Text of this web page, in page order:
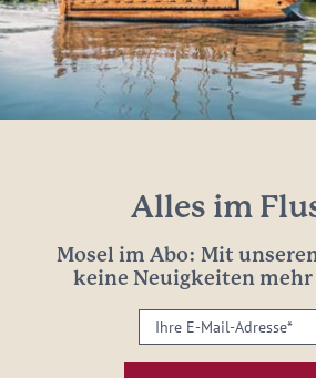
Alles im
Mosel im Abo: Mit
keine Neuigkeiten mehr
Ihre
E-
Mail-